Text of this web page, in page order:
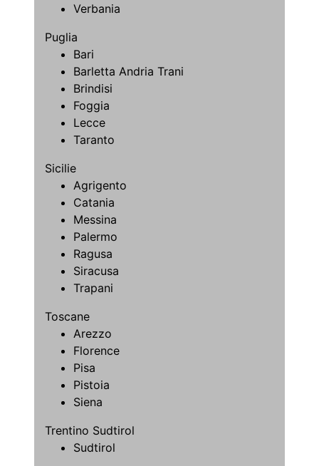
Verbania
Puglia
Bari
Barletta Andria Trani
Brindisi
Foggia
Lecce
Taranto
Sicilie
Agrigento
Catania
Messina
Palermo
Ragusa
Siracusa
Trapani
Toscane
Arezzo
Florence
Pisa
Pistoia
Siena
Trentino Sudtirol
Sudtirol